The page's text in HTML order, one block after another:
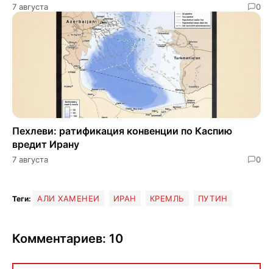
7 августа 0
Пехлеви: ратификация конвенции по Каспию
вредит Ирану
7 августа 0
Теги: АЛИ ХАМЕНЕИ ИРАН КРЕМЛЬ ПУТИН
Комментариев: 10